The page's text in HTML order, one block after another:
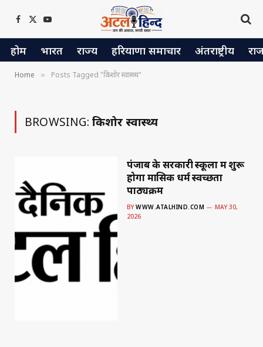
Facebook
X
(Twitter)
YouTube
होम भारत राज्य हरियाणा समाचार अंतराष्ट्रीय
Home » Posts Tagged "किशोर स्वास्थ्य"
BROWSING: किशोर स्वास्थ्य
पंजाब के सरकारी स्कूलों में शुरू
होगा मासिक धर्म स्वच्छता
पाठ्यक्रम
BY WWW.ATALHIND.COM
MAY 30,
2026